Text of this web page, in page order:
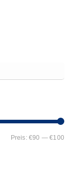
Preis: €90 —€100